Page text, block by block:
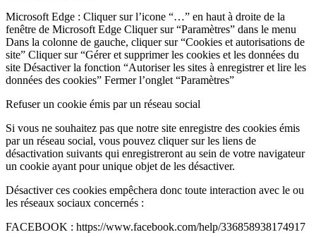
Microsoft Edge : Cliquer sur l’icone “…” en haut à droite de la
fenêtre de Microsoft Edge Cliquer sur “Paramètres” dans le menu
Dans la colonne de gauche, cliquer sur “Cookies et autorisations de
site” Cliquer sur “Gérer et supprimer les cookies et les données du
site Désactiver la fonction “Autoriser les sites à enregistrer et lire les
données des cookies” Fermer l’onglet “Paramètres”
Refuser un cookie émis par un réseau social
Si vous ne souhaitez pas que notre site enregistre des cookies émis
par un réseau social, vous pouvez cliquer sur les liens de
désactivation suivants qui enregistreront au sein de votre navigateur
un cookie ayant pour unique objet de les désactiver.
Désactiver ces cookies empêchera donc toute interaction avec le ou
les réseaux sociaux concernés :
FACEBOOK : https://www.facebook.com/help/336858938174917